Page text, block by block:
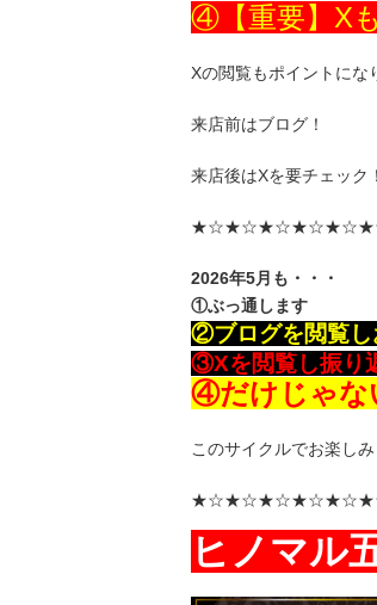
④【重要】X
Xの閲覧もポイントにな
来店前はブログ！
来店後はXを要チェック！
2026年5月も・・・
①ぶっ通します
②ブログを閲覧し
③Xを閲覧し振り
④だけじゃな
このサイクルでお楽し
ヒノマル